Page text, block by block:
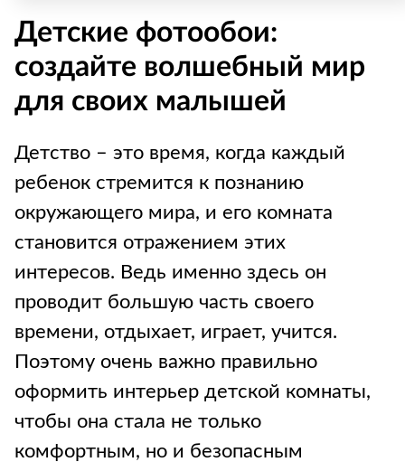
Детские фотообои:
создайте волшебный мир
для своих малышей
Детство – это время, когда каждый
ребенок стремится к познанию
окружающего мира, и его комната
становится отражением этих
интересов. Ведь именно здесь он
проводит большую часть своего
времени, отдыхает, играет, учится.
Поэтому очень важно правильно
оформить интерьер детской комнаты,
чтобы она стала не только
комфортным, но и безопасным